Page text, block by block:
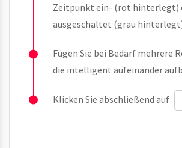
Zeitpunkt ein- (rot hinterlegt)
ausgeschaltet (grau
Fügen Sie bei Bedarf mehrere
die intelligent aufeinander
Klicken Sie abschließend auf